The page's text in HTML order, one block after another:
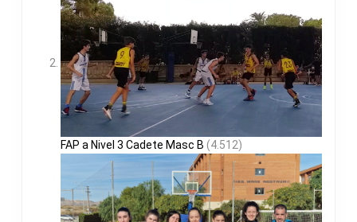
FAP a Nivel 3 Cadete Masc B (4.512)